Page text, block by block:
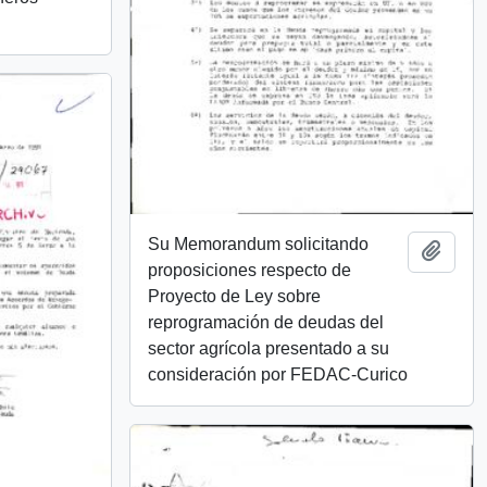
Su Memorandum solicitando
proposiciones respecto de
Proyecto de Ley sobre
reprogramación de deudas del
sector agrícola presentado a su
consideración por FEDAC-Curico
Add